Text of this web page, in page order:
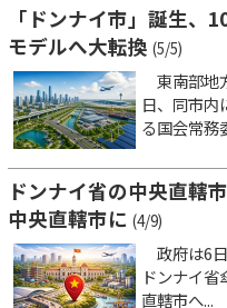
「ドンナイ市」誕生
モデルへ大転換 (5/5)
東南部地
日、同市内
る国会常務
ドンナイ省の中央直轄
中央直轄市に (4/9)
政府は6
ドンナイ
直轄市へ...